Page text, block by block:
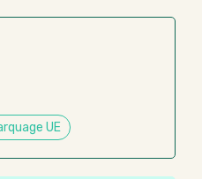
UE